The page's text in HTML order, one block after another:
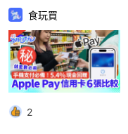
食玩買
2